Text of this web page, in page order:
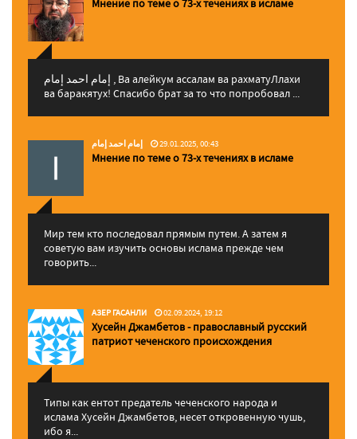
Мнение по теме о 73-х течениях в исламе
إمام احمد إمام , Ва алейкум ассалам ва рахматуЛлахи
ва баракятух! Спасибо брат за то что попробовал ...
إمام احمد إمام 29.01.2025, 00:43
Мнение по теме о 73-х течениях в исламе
Мир тем кто последовал прямым путем. А затем я
советую вам изучить основы ислама прежде чем
говорить...
АЗЕР ГАСАНЛИ 02.09.2024, 19:12
Хусейн Джамбетов - православный русский
патриот чеченского происхождения
Типы как ентот предатель чеченского народа и
ислама Хусейн Джамбетов, несет откровенную чушь,
ибо я...